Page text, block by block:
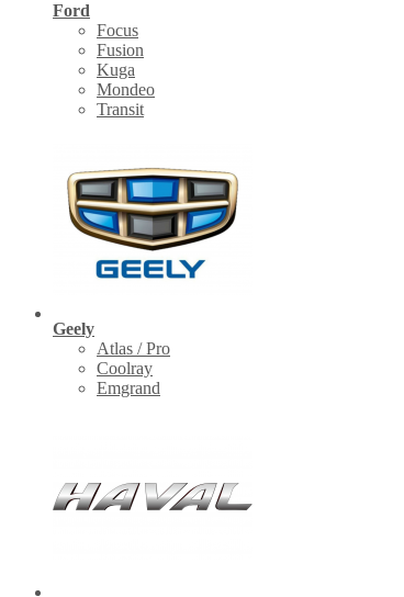
Ford
Focus
Fusion
Kuga
Mondeo
Transit
Geely
Atlas / Pro
Coolray
Emgrand